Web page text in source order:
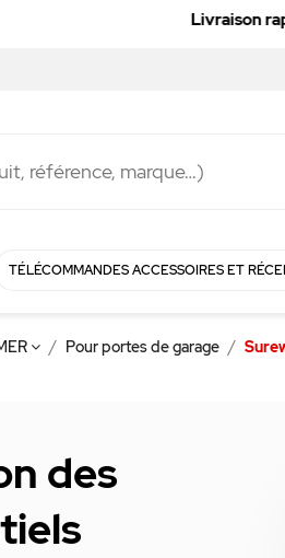
TÉLÉCOMMANDES ACCESSOIRES ET
Pour portes de garage
des